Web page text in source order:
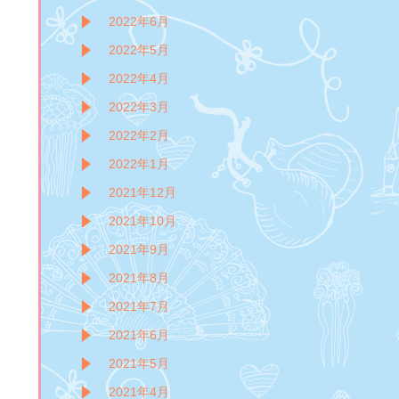
2022年6月
2022年5月
2022年4月
2022年3月
2022年2月
2022年1月
2021年12月
2021年10月
2021年9月
2021年8月
2021年7月
2021年6月
2021年5月
2021年4月